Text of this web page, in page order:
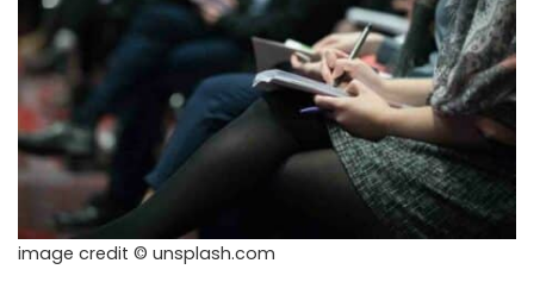
image credit © unsplash.com